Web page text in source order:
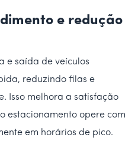
e redução
e saída de veículos
reduzindo filas e
Isso melhora a satisfação
estacionamento opere com
em horários de pico.